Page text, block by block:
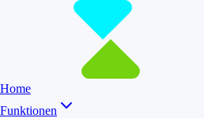
Home
Funktionen